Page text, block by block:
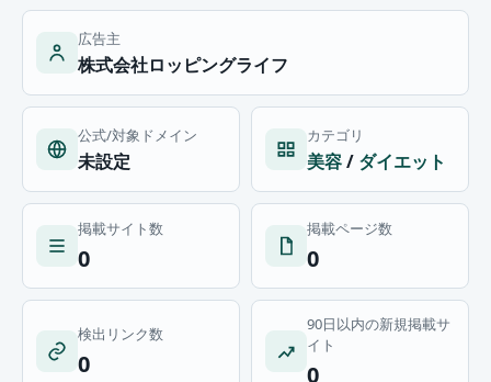
広告主
株式会社ロッピングライフ
公式/対象ドメイン
未設定
カテゴリ
美容/ ダイエット
掲載サイト数
0
掲載ページ数
0
検出リンク数
0
90日以内の新規掲載サ
イト
0